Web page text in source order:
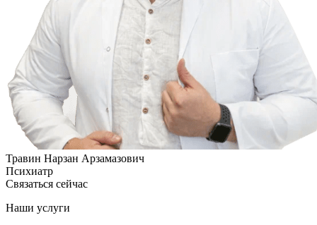
Травин Нарзан Арзамазович
Психиатр
Связаться сейчас
Наши услуги